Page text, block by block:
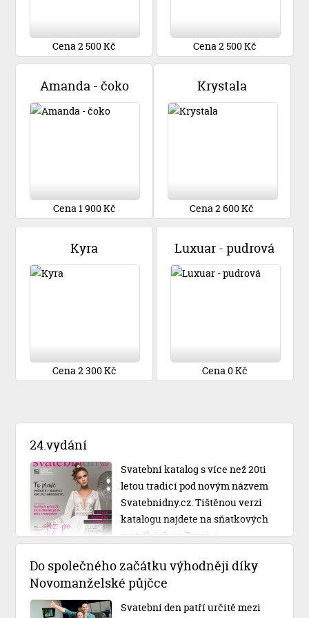
Cena 2 500 Kč Cena 2 500 Kč
Amanda - čoko
Cena 1 900 Kč
Krystala
Cena 2 600 Kč
Kyra
Cena 2 300 Kč
Luxuar - pudrová
Cena 0 Kč
24.vydání
Svatební katalog s více než 20ti
letou tradicí pod novým názvem
Svatebnidny.cz. Tištěnou verzi
katalogu najdete na sňatkových
matrikách po Praze a
Do společného začátku výhodněji díky
Novomanželské půjčce
Svatební den patří určitě mezi